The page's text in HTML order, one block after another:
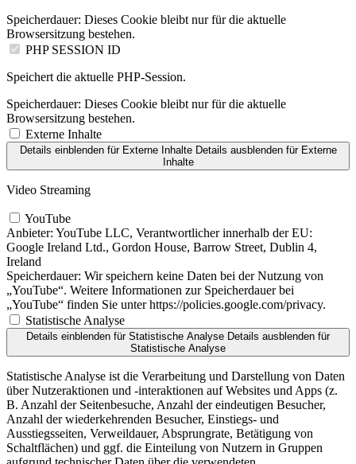
Speicherdauer: Dieses Cookie bleibt nur für die aktuelle
Browsersitzung bestehen.
PHP SESSION ID
Speichert die aktuelle PHP-Session.
Speicherdauer: Dieses Cookie bleibt nur für die aktuelle
Browsersitzung bestehen.
Externe Inhalte
Details einblendenfür Externe Inhalte Details ausblendenfür Externe
Inhalte
Video Streaming
YouTube
Anbieter: YouTube LLC, Verantwortlicher innerhalb der EU:
Google Ireland Ltd., Gordon House, Barrow Street, Dublin 4,
Ireland
Speicherdauer: Wir speichern keine Daten bei der Nutzung von
„YouTube“. Weitere Informationen zur Speicherdauer bei
„YouTube“ finden Sie unter https://policies.google.com/privacy.
Statistische Analyse
Details einblenden für Statistische Analyse Details ausblenden für
Statistische Analyse
Statistische Analyse ist die Verarbeitung und Darstellung von Daten
über Nutzeraktionen und -interaktionen auf Websites und Apps (z.
B. Anzahl der Seitenbesuche, Anzahl der eindeutigen Besucher,
Anzahl der wiederkehrenden Besucher, Einstiegs- und
Ausstiegsseiten, Verweildauer, Absprungrate, Betätigung von
Schaltflächen) und ggf. die Einteilung von Nutzern in Gruppen